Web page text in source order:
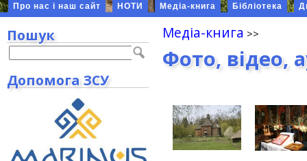
Про нас і наш сайт НОТИ Медіа-книга Бібліотека
Медіа-книга
Фото, відео,
Пошук
Допомога ЗСУ